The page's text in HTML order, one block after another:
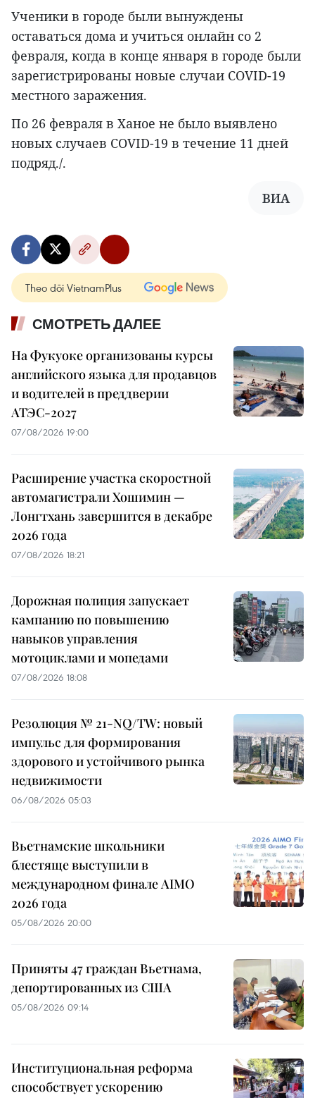
Ученики в городе были вынуждены
оставаться дома и учиться онлайн со 2
февраля, когда в конце января в городе были
зарегистрированы новые случаи COVID-19
местного заражения.
По 26 февраля в Ханое не было выявлено
новых случаев COVID-19 в течение 11 дней
подряд./.
ВИА
Theo dõi VietnamPlus
СМОТРЕТЬ ДАЛЕЕ
На Фукуоке организованы курсы
английского языка для продавцов
и водителей в преддверии
АТЭС-2027
07/08/2026 19:00
Расширение участка скоростной
автомагистрали Хошимин —
Лонгтхань завершится в декабре
2026 года
07/08/2026 18:21
Дорожная полиция запускает
кампанию по повышению
навыков управления
мотоциклами и мопедами
07/08/2026 18:08
Резолюция № 21-NQ/TW: новый
импульс для формирования
здорового и устойчивого рынка
недвижимости
06/08/2026 05:03
Вьетнамские школьники
блестяще выступили в
международном финале AIMO
2026 года
05/08/2026 20:00
Приняты 47 граждан Вьетнама,
депортированных из США
05/08/2026 09:14
Институциональная реформа
способствует ускорению